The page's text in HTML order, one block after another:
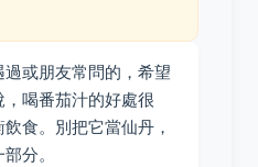
或朋友常問的，希望
喝番茄汁的好處很
食。別把它當仙丹，
分。